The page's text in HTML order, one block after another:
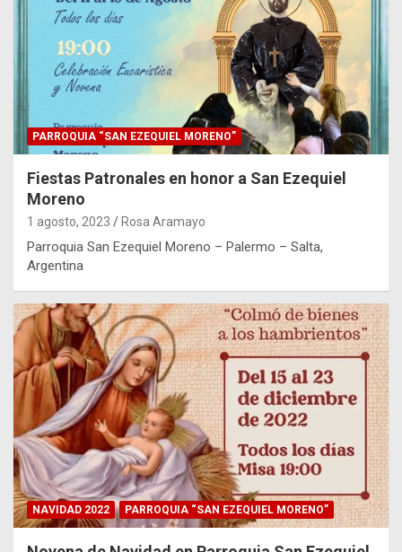
PARROQUIA “SAN EZEQUIEL MORENO”
Fiestas Patronales en honor a San Ezequiel
Moreno
1 agosto, 2023 Rosa Aramayo
Parroquia San Ezequiel Moreno – Palermo – Salta,
Argentina
NAVIDAD 2022 PARROQUIA “SAN EZEQUIEL MORENO”